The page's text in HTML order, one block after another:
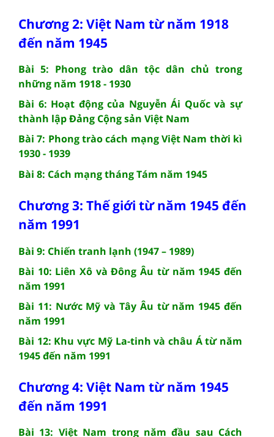
Chương 2: Việt Nam từ năm 1918
đến năm 1945
Bài 5: Phong trào dân tộc dân chủ trong
những năm 1918 - 1930
Bài 6: Hoạt động của Nguyễn Ái Quốc và sự
thành lập Đảng Cộng sản Việt Nam
Bài 7: Phong trào cách mạng Việt Nam thời kì
1930 - 1939
Bài 8: Cách mạng tháng Tám năm 1945
Chương 3: Thế giới từ năm 1945 đến
năm 1991
Bài 9: Chiến tranh lạnh (1947 – 1989)
Bài 10: Liên Xô và Đông Âu từ năm 1945 đến
năm 1991
Bài 11: Nước Mỹ và Tây Âu từ năm 1945 đến
năm 1991
Bài 12: Khu vực Mỹ La-tinh và châu Á từ năm
1945 đến năm 1991
Chương 4: Việt Nam từ năm 1945
đến năm 1991
Bài 13: Việt Nam trong năm đầu sau Cách